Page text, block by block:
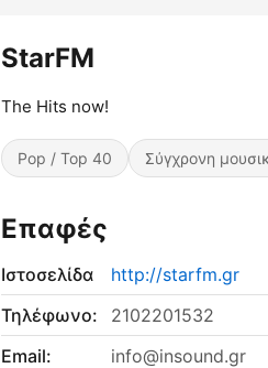
StarFM
The Hits now!
Pop / Top 40 Σύγχρονη
Επαφές
Ιστοσελίδα
http://starfm.gr
Τηλέφωνο:
2102201532
Email:
info@insound.gr